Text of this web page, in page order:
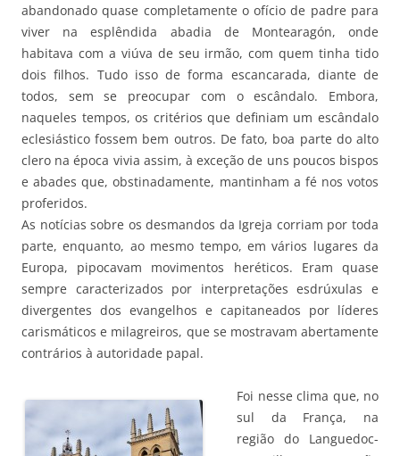
abandonado quase completamente o ofício de padre para
viver na esplêndida abadia de Montearagón, onde
habitava com a viúva de seu irmão, com quem tinha tido
dois filhos. Tudo isso de forma escancarada, diante de
todos, sem se preocupar com o escândalo. Embora,
naqueles tempos, os critérios que definiam um escândalo
eclesiástico fossem bem outros. De fato, boa parte do alto
clero na época vivia assim, à exceção de uns poucos bispos
e abades que, obstinadamente, mantinham a fé nos votos
proferidos.
As notícias sobre os desmandos da Igreja corriam por toda
parte, enquanto, ao mesmo tempo, em vários lugares da
Europa, pipocavam movimentos heréticos. Eram quase
sempre caracterizados por interpretações esdrúxulas e
divergentes dos evangelhos e capitaneados por líderes
carismáticos e milagreiros, que se mostravam abertamente
contrários à autoridade papal.
Foi nesse clima que, no
sul da França, na
região do Languedoc-